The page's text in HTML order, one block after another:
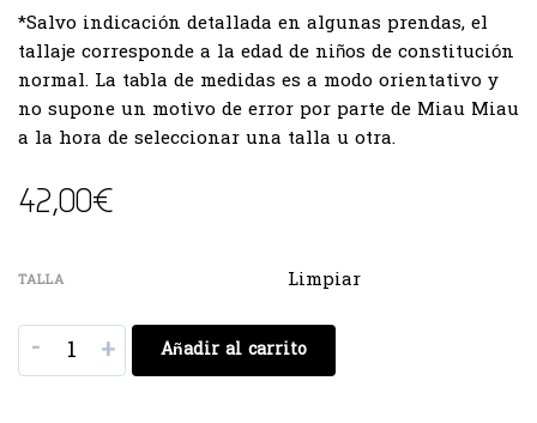
*Salvo indicación detallada en algunas prendas, el
tallaje corresponde a la edad de niños de constitución
normal. La tabla de medidas es a modo orientativo y
no supone un motivo de error por parte de Miau Miau
a la hora de seleccionar una talla u otra.
42,00€
TALLA Limpiar
- + Añadir al carrito